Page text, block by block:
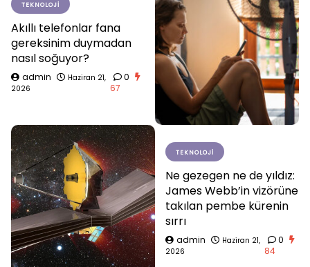
TEKNOLOJI
Akıllı telefonlar fana
gereksinim duymadan
nasıl soğuyor?
admin
Haziran 21,
2026
0
67
TEKNOLOJI
Ne gezegen ne de yıldız:
James Webb’in vizörüne
takılan pembe kürenin
sırrı
admin
Haziran 21,
2026
0
84